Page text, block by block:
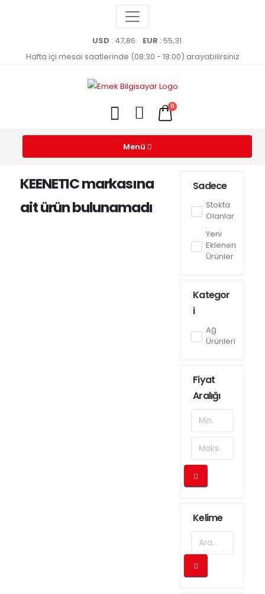
USD : 47,86 EUR : 55,31
Hafta içi mesai saatlerinde (08:30 - 18:00) arayabilirsiniz
0
Menü
Sadece
Stokta
Olanlar
Yeni
Eklenen
Ürünler
Kategor
i
Ağ
Ürünleri
Fiyat
Aralığı
Kelime
KEENETIC markasına
ait ürün bulunamadı